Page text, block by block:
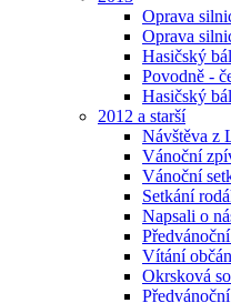
Oprava
Oprava
Hasičský
Povodně -
Hasičský
2012 a starší
Návštěva z
Vánoční
Vánoční
Setkání
Napsali o
Vítání
Okrsková